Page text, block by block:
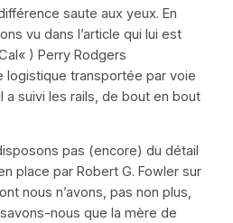
saute aux yeux. En
vu dans l’article qui lui est
« ) Perry Rodgers
logistique transportée par voie
a suivi les rails, de bout en bout
pas (encore) du détail
place par Robert G. Fowler sur
nous n’avons, pas non plus,
nous que la mère de